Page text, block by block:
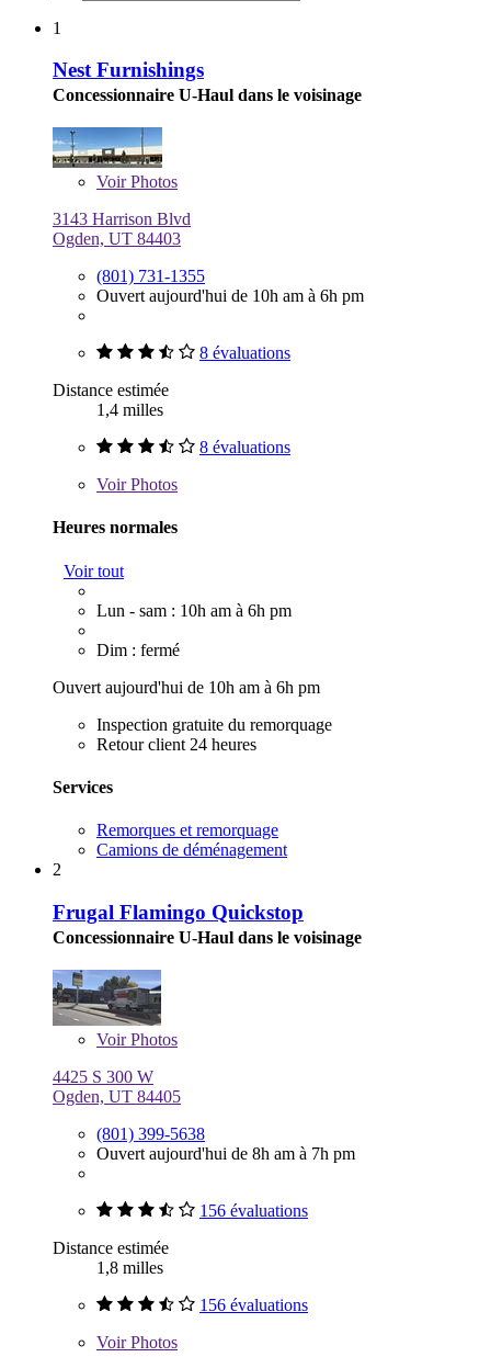
1
Nest Furnishings
Concessionnaire U-Haul dans le voisinage
VoirPhotos
3143 Harrison Blvd
Ogden, UT 84403
(801) 731-1355
Ouvert aujourd'hui de 10h am à 6h pm
8 évaluations
Distance estimée
1,4 milles
8 évaluations
VoirPhotos
Heures normales
Voir tout
Lun - sam : 10h am à 6h pm
Dim : fermé
Ouvert aujourd'hui de 10h am à 6h pm
Inspection gratuite du remorquage
Retour client 24 heures
Services
Remorques et remorquage
Camions de déménagement
2
Frugal Flamingo Quickstop
Concessionnaire U-Haul dans le voisinage
VoirPhotos
4425 S 300 W
Ogden, UT 84405
(801) 399-5638
Ouvert aujourd'hui de 8h am à 7h pm
156 évaluations
Distance estimée
1,8 milles
156 évaluations
VoirPhotos